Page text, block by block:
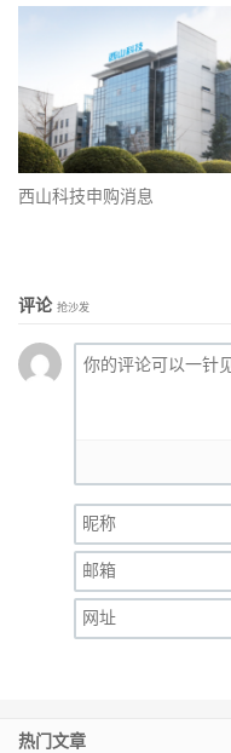
西山科技申购消息
评论 抢沙发
热门文章